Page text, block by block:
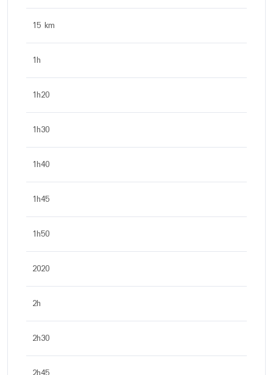
15 km
1h
1h20
1h30
1h40
1h45
1h50
2020
2h
2h30